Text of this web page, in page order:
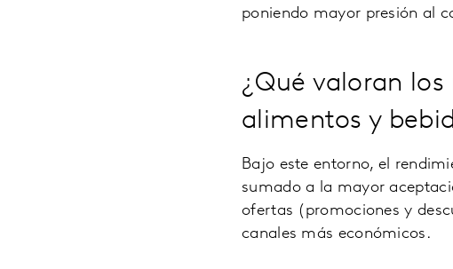
poniendo mayor presión al
¿Qué valoran
alimentos y
Bajo este entorno, el
sumado a la mayor
ofertas (promociones y
canales más económicos.